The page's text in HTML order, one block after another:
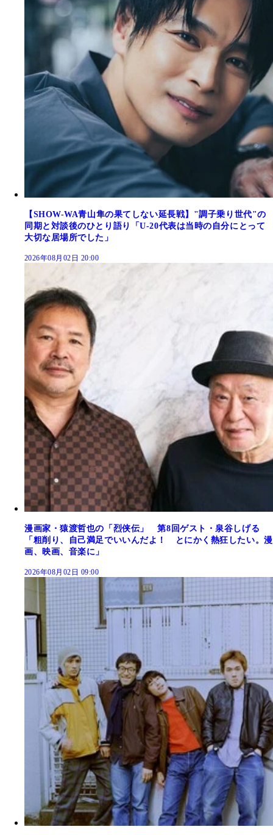
【SHOW-WA青山隼の果てしない延長戦】"調子乗り世代"の
同期と対談後のひとり語り「U-20代表は当時の自分にとって
大切な居場所でした」
2026年08月02日 20:00
漫画家・猿渡哲也の「烈侠伝」 第8回ゲスト・泉谷しげる
「粗削り、自己満足でいいんだよ！ とにかく熱狂したい。漫
画、映画、音楽に」
2026年08月02日 09:00